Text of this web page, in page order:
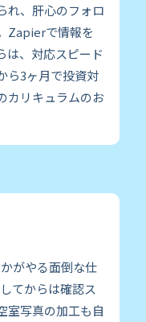
れ、肝心のフォロ
Zapierで情報を
は、対応スピード
ら3ヶ月で投資対
カリキュラムのお
がやる面倒な仕
てからは確認ス
室写真の加工も自